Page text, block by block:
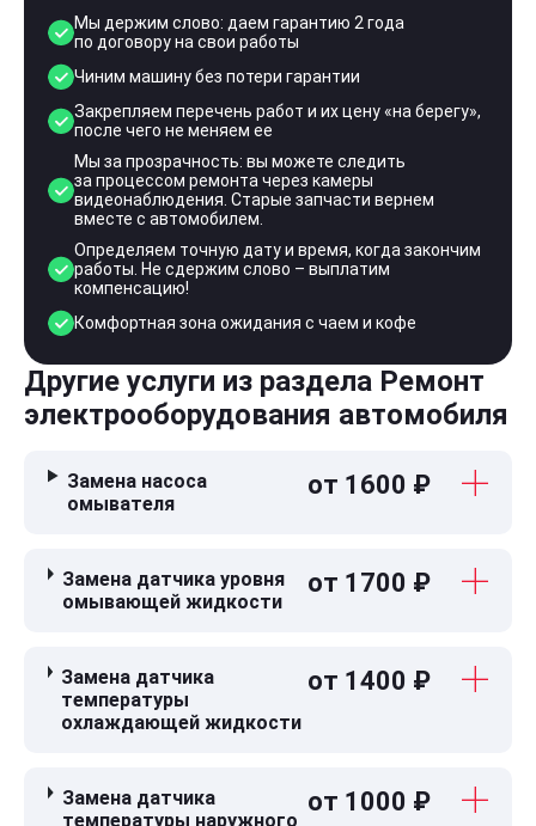
Мы держим слово: даем гарантию 2 года
по договору на свои работы
Чиним машину без потери гарантии
Закрепляем перечень работ и их цену «на берегу»,
после чего не меняем ее
Мы за прозрачность: вы можете следить
за процессом ремонта через камеры
видеонаблюдения. Старые запчасти вернем
вместе с автомобилем.
Определяем точную дату и время, когда закончим
работы. Не сдержим слово – выплатим
компенсацию!
Комфортная зона ожидания с чаем и кофе
Другие услуги из раздела Ремонт
электрооборудования автомобиля
Замена насоса
омывателя
от 1600 ₽
Замена датчика уровня
омывающей жидкости
от 1700 ₽
Замена датчика
температуры
охлаждающей жидкости
от 1400 ₽
Замена датчика
температуры наружного
от 1000 ₽